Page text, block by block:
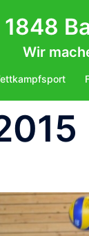
1848
Wir